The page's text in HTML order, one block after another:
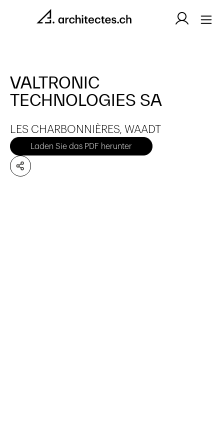
VALTRONIC
TECHNOLOGIES SA
LES CHARBONNIÈRES, WAADT
Laden Sie das PDF herunter